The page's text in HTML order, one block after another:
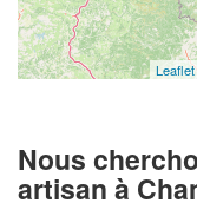
Leaflet
Nous
artisan à